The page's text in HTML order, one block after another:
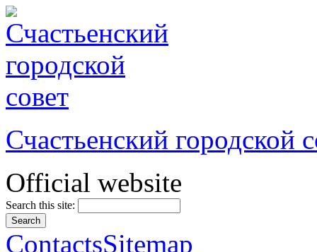
Счастьенский городской
Official website
Search this site:
ContactsSitemap